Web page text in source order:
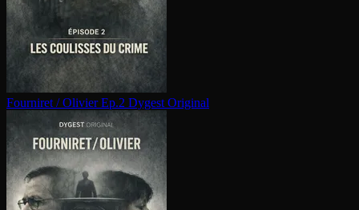
Fourniret / Olivier Ep.2 Dygest Original